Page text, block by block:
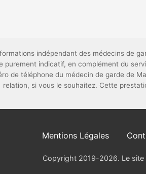
indépendant des médecins de
indicatif, en complément du
de téléphone du médecin de garde de
relation, si vous le souhaitez. Cette
Mentions Légales
Copyright 2019-2026. Le site